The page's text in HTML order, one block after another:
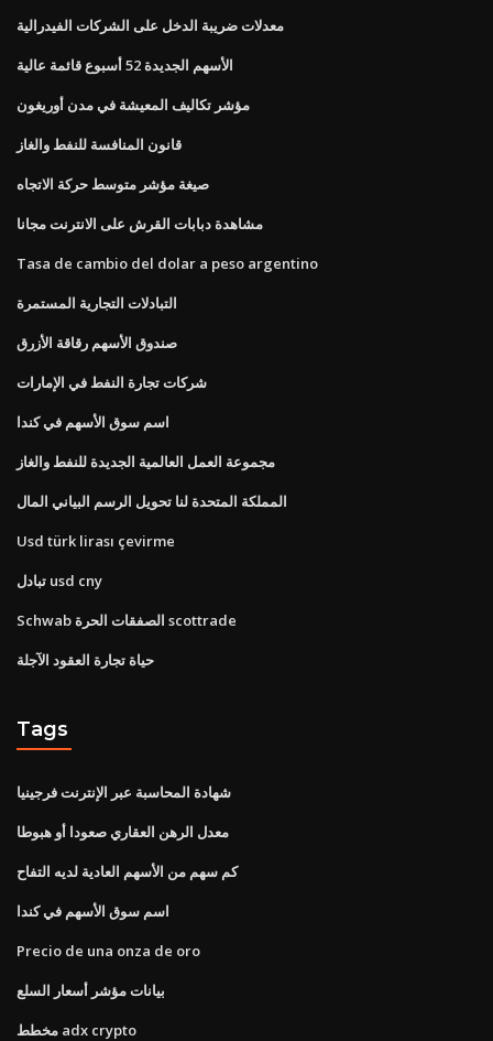
معدلات ضريبة الدخل على الشركات الفيدرالية
الأسهم الجديدة 52 أسبوع قائمة عالية
مؤشر تكاليف المعيشة في مدن أوريغون
قانون المنافسة للنفط والغاز
صيغة مؤشر متوسط ​​حركة الاتجاه
مشاهدة دبابات القرش على الانترنت مجانا
Tasa de cambio del dolar a peso argentino
التبادلات التجارية المستمرة
صندوق الأسهم رقاقة الأزرق
شركات تجارة النفط في الإمارات
اسم سوق الأسهم في كندا
مجموعة العمل العالمية الجديدة للنفط والغاز
المملكة المتحدة لنا تحويل الرسم البياني المال
Usd türk lirası çevirme
تبادل usd cny
Schwab الصفقات الحرة scottrade
حياة تجارة العقود الآجلة
Tags
شهادة المحاسبة عبر الإنترنت فرجينيا
معدل الرهن العقاري صعودا أو هبوطا
كم سهم من الأسهم العادية لديه التفاح
اسم سوق الأسهم في كندا
Precio de una onza de oro
بيانات مؤشر أسعار السلع
مخطط adx crypto